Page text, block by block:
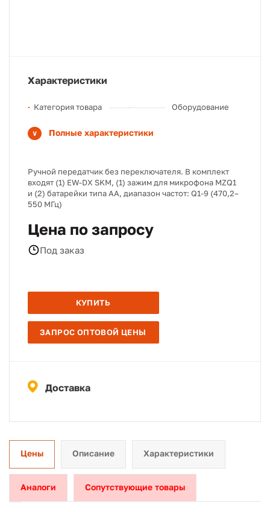
Характеристики
Категория товара Оборудование
Полные характеристики
Ручной передатчик без переключателя. В комплект
входят (1) EW-DX SKM, (1) зажим для микрофона MZQ1
и (2) батарейки типа АА, диапазон частот: Q1-9 (470,2–
550 МГц)
Цена по запросу
Под заказ
КУПИТЬ
ЗАПРОС ОПТОВОЙ ЦЕНЫ
Доставка
Цены Описание Характеристики
Аналоги Сопутствующие товары